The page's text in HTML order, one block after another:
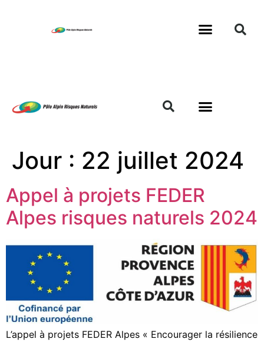
Jour : 22 juillet 2024
Appel à projets FEDER
Alpes risques naturels 2024
L’appel à projets FEDER Alpes « Encourager la résilience